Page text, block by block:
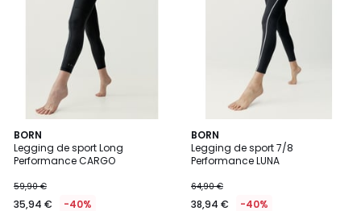
BORN
Legging de sport Long
Performance CARGO
59,90 €
35,94 € -40%
BORN
Legging de sport 7/8
Performance LUNA
64,90 €
38,94 € -40%
2
Couleurs